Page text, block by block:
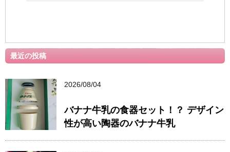
最近の投稿
2026/08/04
バナナ牛乳の食器セット！？ デザイン
性が高い陶器のバナナ牛乳